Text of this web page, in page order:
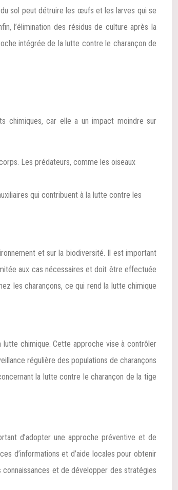
sol peut détruire les œufs et les larves qui se
l’élimination des résidus de culture après la
intégrée de la lutte contre le charançon de
chimiques, car elle a un impact moindre sur
Les prédateurs, comme les oiseaux
qui contribuent à la lutte contre les
et sur la biodiversité. Il est important
aux cas nécessaires et doit être effectuée
les charançons, ce qui rend la lutte chimique
chimique. Cette approche vise à contrôler
régulière des populations de charançons
la lutte contre le charançon de la tige
d’adopter une approche préventive et de
d’informations et d’aide locales pour obtenir
et de développer des stratégies